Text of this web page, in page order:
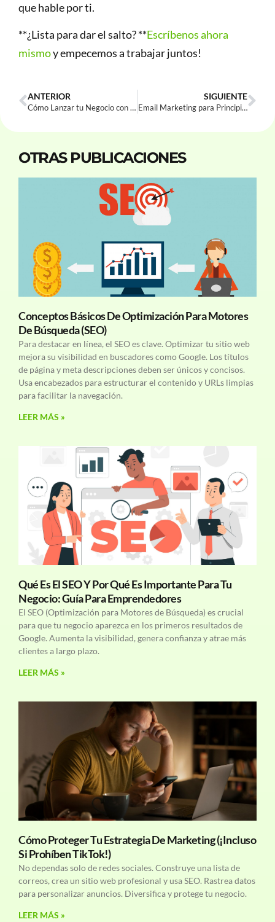
que hable por ti.
**¿Lista para dar el salto? **Escríbenos ahora
mismoy empecemos a trabajar juntos!
ANTERIOR
Cómo Lanzar tu Negocio con Enfoque Profesional (Sin Morir en el Intento)
SIGUIENTE
Email Marketing para Principiantes: Cómo Enviar Correos que tus Clientes Quieran Leer
OTRAS PUBLICACIONES
Conceptos Básicos De Optimización Para Motores
De Búsqueda (SEO)
Para destacar en línea, el SEO es clave. Optimizar tu sitio web
mejora su visibilidad en buscadores como Google. Los títulos
de página y meta descripciones deben ser únicos y concisos.
Usa encabezados para estructurar el contenido y URLs limpias
para facilitar la navegación.
LEER MÁS »
Qué Es El SEO Y Por Qué Es Importante Para Tu
Negocio: Guía Para Emprendedores
El SEO (Optimización para Motores de Búsqueda) es crucial
para que tu negocio aparezca en los primeros resultados de
Google. Aumenta la visibilidad, genera confianza y atrae más
clientes a largo plazo.
LEER MÁS »
Cómo Proteger Tu Estrategia De Marketing (¡Incluso
Si Prohíben TikTok!)
No dependas solo de redes sociales. Construye una lista de
correos, crea un sitio web profesional y usa SEO. Rastrea datos
para personalizar anuncios. Diversifica y protege tu negocio.
LEER MÁS »